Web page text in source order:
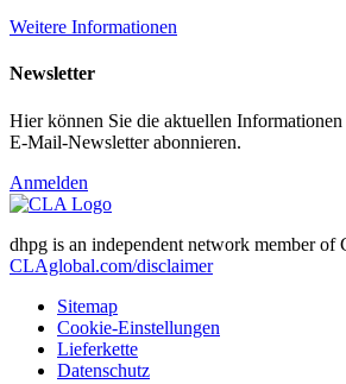
Weitere Informationen
Newsletter
Hier können Sie die aktuellen
E-Mail-Newsletter abonnieren.
Anmelden
dhpg is an independent network member of
CLAglobal.com/disclaimer
Sitemap
Cookie-Einstellungen
Lieferkette
Datenschutz